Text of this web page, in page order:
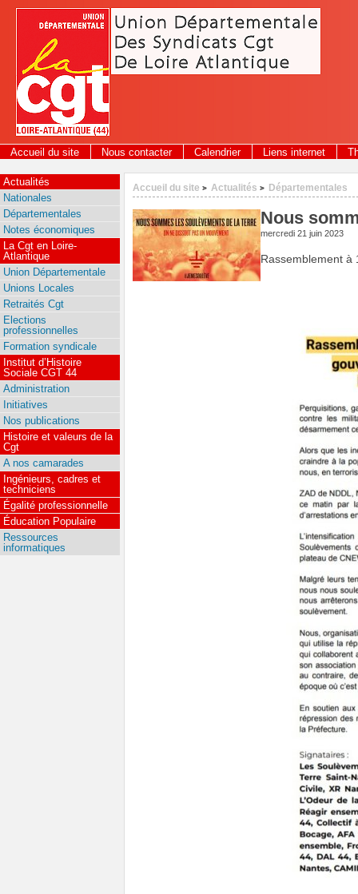
Panneau de gestion des cookies
Accueil du site Nous contacter Calendrier Liens internet
Accueil du site > Actualités > Départementales
Nous
mercredi 21 juin 2023
Rassemblement à
Actualités
Nationales
Départementales
Notes économiques
La Cgt en Loire-
Atlantique
Union Départementale
Unions Locales
Retraités Cgt
Elections
professionnelles
Formation syndicale
Institut d’Histoire
Sociale CGT 44
Administration
Initiatives
Nos publications
Histoire et valeurs de la
Cgt
A nos camarades
Ingénieurs, cadres et
techniciens
Égalité professionnelle
Éducation Populaire
Ressources
informatiques